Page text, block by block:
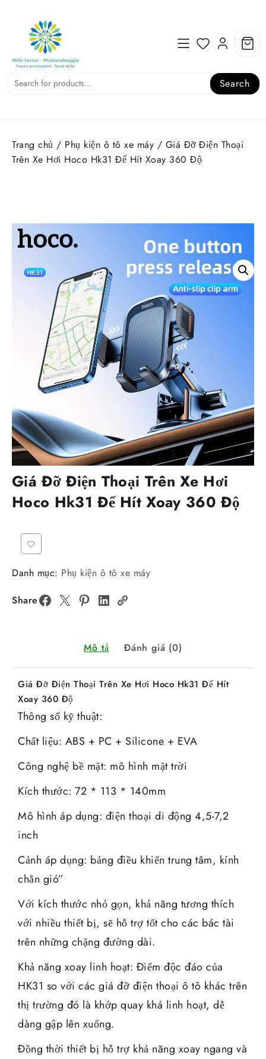
content
Search
Trang chủ / Phụ kiện ô tô xe máy / Giá Đỡ Điện Thoại
Trên Xe Hơi Hoco Hk31 Đế Hít Xoay 360 Độ
Giá Đỡ Điện Thoại Trên Xe Hơi
Hoco Hk31 Đế Hít Xoay 360 Độ
Danh mục: Phụ kiện ô tô xe máy
Share
Mô tả Đánh giá (0)
Giá Đỡ Điện Thoại Trên Xe Hơi Hoco Hk31 Đế Hít
Xoay 360 Độ
Thông số kỹ thuật:
Chất liệu: ABS + PC + Silicone + EVA
Công nghệ bề mặt: mô hình mặt trời
Kích thước: 72 * 113 * 140mm
Mô hình áp dụng: điện thoại di động 4,5-7,2
inch
Cảnh áp dụng: bảng điều khiển trung tâm, kính
chắn gió”
Với kích thước nhỏ gọn, khả năng tương thích
với nhiều thiết bị, sẽ hỗ trợ tốt cho các bác tài
trên những chặng đường dài.
Khả năng xoay linh hoạt: Điểm độc đáo của
HK31 so với các giá đỡ điện thoại ô tô khác trên
thị trường đó là khớp quay khá linh hoạt, dễ
dàng gập lên xuống.
Đồng thời thiết bị hỗ trợ khả năng xoay ngang và